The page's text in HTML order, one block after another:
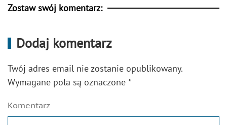
Zostaw swój komentarz:
Dodaj komentarz
Twój adres email nie zostanie opublikowany.
Wymagane pola są oznaczone *
Komentarz